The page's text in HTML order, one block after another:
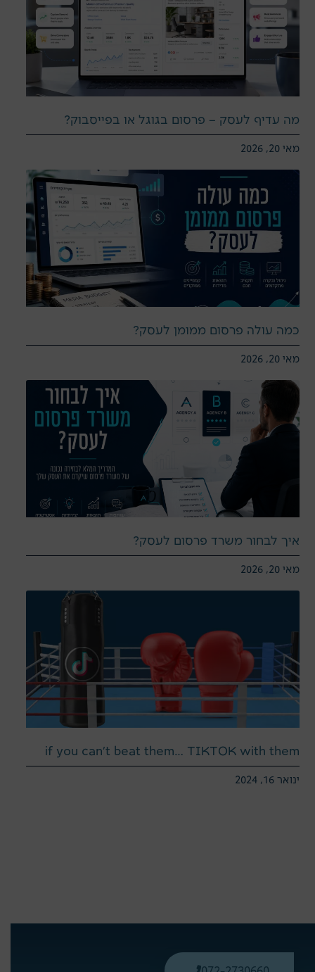
מה עדיף לעסק – פרסום בגוגל או בפייסבוק?
מאי 20, 2026
כמה עולה פרסום ממומן לעסק?
מאי 20, 2026
איך לבחור משרד פרסום לעסק?
מאי 20, 2026
if you can’t beat them… TIKTOK with them
ינואר 16, 2024